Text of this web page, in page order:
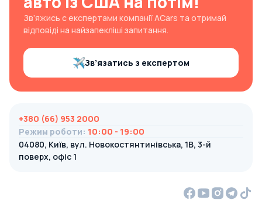
Зв’яжись с експертами компанії ACars та отримай
відповіді на найзапекліші запитання.
Зв’язатись з експертом
+380 (66) 953 2000
Режим роботи: 10:00 - 19:00
04080, Київ, вул. Новокостянтинівська, 1В, 3-й
поверх, офіс 1